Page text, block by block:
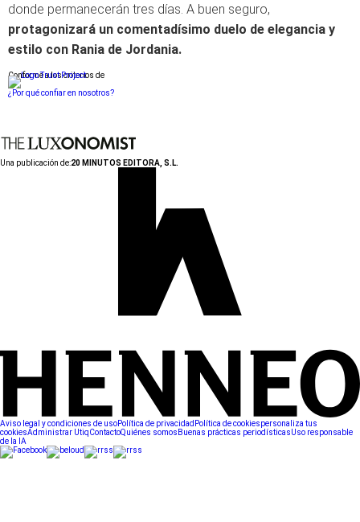
donde permanecerán tres días. A buen seguro,
protagonizará un comentadísimo duelo de elegancia y
estilo con Rania de Jordania.
Conforme a los criterios de
¿Por qué confiar en nosotros?
Una publicación de:20 MINUTOS EDITORA, S.L.
Aviso legal y condiciones de usoPolítica de privacidad Política de cookiespersonaliza tus
cookiesAdministrar UtiqContactoQuiénes somos Buenas prácticas periodísticasUso responsable
de la IA